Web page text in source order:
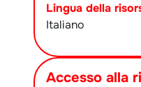
Lingua della
Italiano
Accesso alla